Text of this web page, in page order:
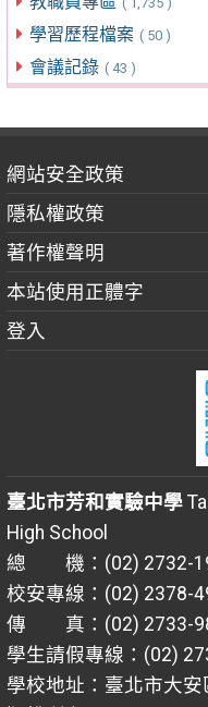
學習歷程檔案 ( 50 )
會議記錄 ( 43 )
網站安全政策
隱私權政策
著作權聲明
本站使用正體字
登入
臺北市芳和實驗中學
High School
總 機：(02) 2732-
校安專線：(02) 2378-
傳 真：(02) 2733-
學生請假專線：(02)
學校地址：臺北市大